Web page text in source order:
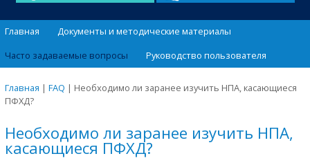
Главная
Документы и методические материалы
Часто задаваемые вопросы
Руководство пользователя
Главная | FAQ | Необходимо ли заранее изучить НПА, касающиеся
ПФХД?
Необходимо ли заранее изучить НПА,
касающиеся ПФХД?